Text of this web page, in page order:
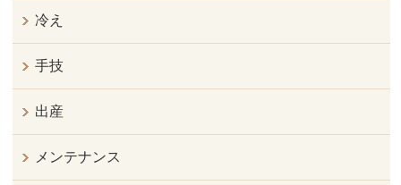
冷え
手技
出産
メンテナンス